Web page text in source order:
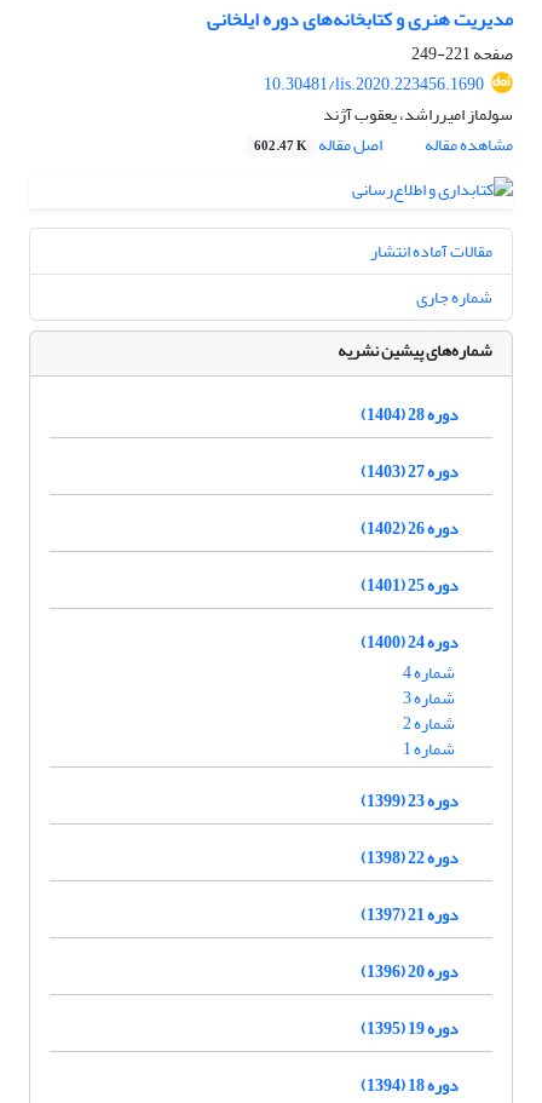
مدیریت هنری و کتابخانه‌های دوره ایلخانی
صفحه221-249
10.30481/lis.2020.223456.1690
سولماز امیرراشد، یعقوب آژند
مشاهده مقاله
اصل مقاله 602.47 K
مقالات آماده انتشار
شماره جاری
شماره‌های پیشین نشریه
دوره 28 (1404)
دوره 27 (1403)
دوره 26 (1402)
دوره 25 (1401)
دوره 24 (1400)
شماره 4
شماره 3
شماره 2
شماره 1
دوره 23 (1399)
دوره 22 (1398)
دوره 21 (1397)
دوره 20 (1396)
دوره 19 (1395)
دوره 18 (1394)